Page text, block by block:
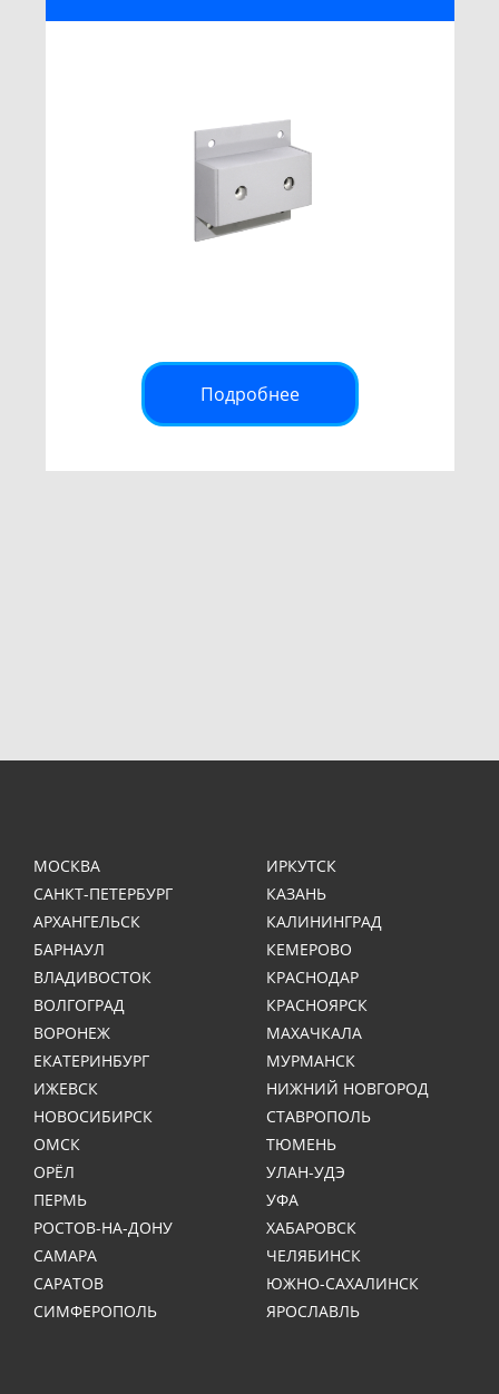
Подробнее
МОСКВА
САНКТ-ПЕТЕРБУРГ
АРХАНГЕЛЬСК
БАРНАУЛ
ВЛАДИВОСТОК
ВОЛГОГРАД
ВОРОНЕЖ
ЕКАТЕРИНБУРГ
ИЖЕВСК
ИРКУТСК
КАЗАНЬ
КАЛИНИНГРАД
КЕМЕРОВО
КРАСНОДАР
КРАСНОЯРСК
МАХАЧКАЛА
МУРМАНСК
НИЖНИЙ НОВГОРОД
НОВОСИБИРСК
ОМСК
ОРЁЛ
ПЕРМЬ
РОСТОВ-НА-ДОНУ
САМАРА
САРАТОВ
СИМФЕРОПОЛЬ
СТАВРОПОЛЬ
ТЮМЕНЬ
УЛАН-УДЭ
УФА
ХАБАРОВСК
ЧЕЛЯБИНСК
ЮЖНО-САХАЛИНСК
ЯРОСЛАВЛЬ